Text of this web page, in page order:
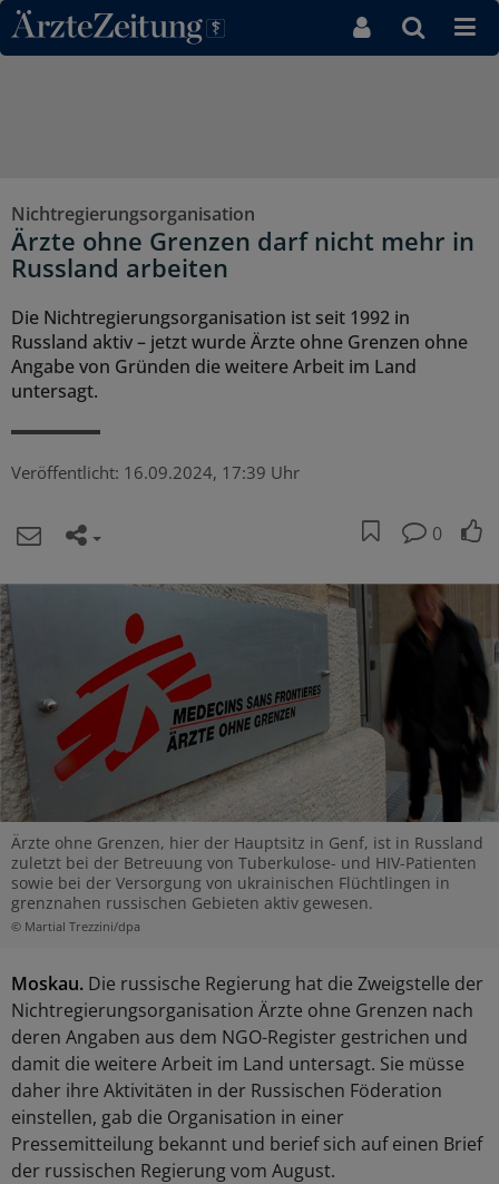
Direkt zum Inhaltsbereich
Nichtregierungsorganisation
Ärzte ohne Grenzen darf nicht mehr in
Russland arbeiten
Die Nichtregierungsorganisation ist seit 1992 in
Russland aktiv – jetzt wurde Ärzte ohne Grenzen ohne
Angabe von Gründen die weitere Arbeit im Land
untersagt.
Veröffentlicht: 16.09.2024, 17:39 Uhr
0
Ärzte ohne Grenzen, hier der Hauptsitz in Genf, ist in Russland
zuletzt bei der Betreuung von Tuberkulose- und HIV-Patienten
sowie bei der Versorgung von ukrainischen Flüchtlingen in
grenznahen russischen Gebieten aktiv gewesen.
© Martial Trezzini/dpa
Moskau. Die russische Regierung hat die Zweigstelle der
Nichtregierungsorganisation Ärzte ohne Grenzen nach
deren Angaben aus dem NGO-Register gestrichen und
damit die weitere Arbeit im Land untersagt. Sie müsse
daher ihre Aktivitäten in der Russischen Föderation
einstellen, gab die Organisation in einer
Pressemitteilung bekannt und berief sich auf einen Brief
der russischen Regierung vom August.